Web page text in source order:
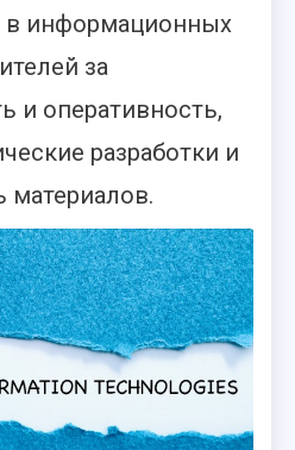
в информационных
за
и оперативность,
разработки и
материалов.